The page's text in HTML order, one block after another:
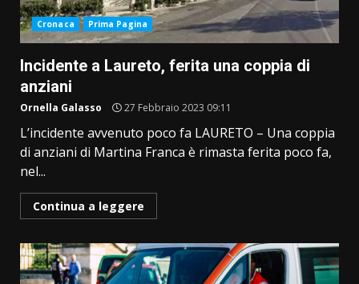
Cronaca Prima Pagina
Incidente a Laureto, ferita una coppia di
anziani
Ornella Galasso 27 Febbraio 2023 09:11
L’incidente avvenuto poco fa LAURETO – Una coppia
di anziani di Martina Franca è rimasta ferita poco fa,
nel...
Continua a leggere